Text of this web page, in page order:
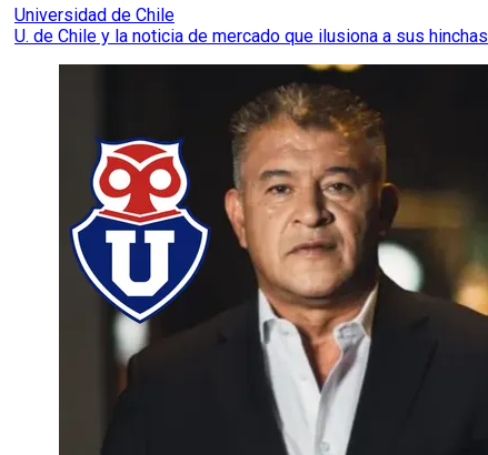
Universidad de Chile
U. de Chile y la noticia de mercado que ilusiona a sus hinchas